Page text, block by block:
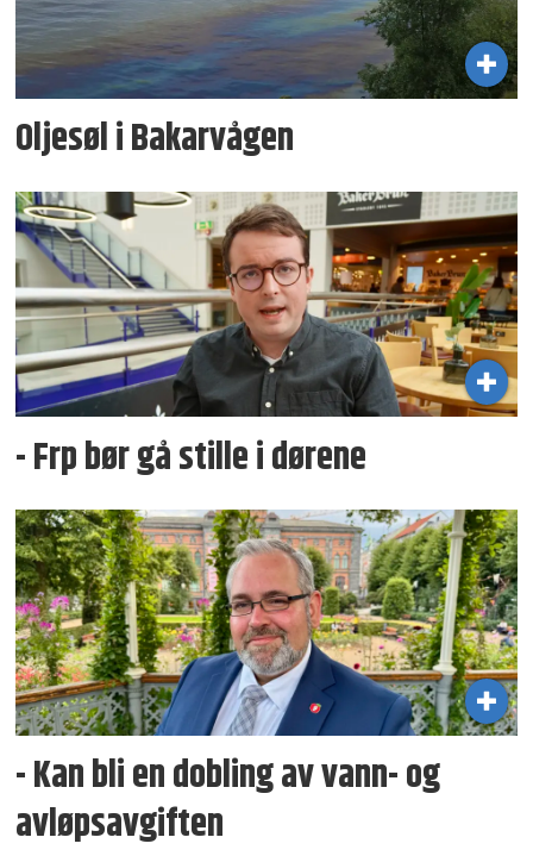
Oljesøl i Bakarvågen
- Frp bør gå stille i dørene
- Kan bli en dobling av vann- og
avløpsavgiften